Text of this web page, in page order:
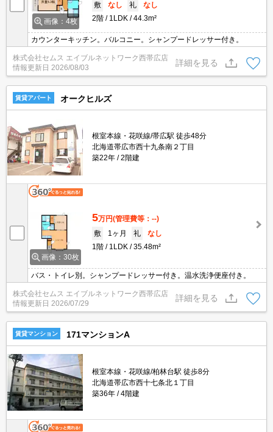
画像：4枚
敷
なし 礼
なし
2階
1LDK 44.3m²
カウンターキッチン。バルコニー。シャンプードレッサー付き。
株式会社セムス エイブルネットワーク西帯広店
情報更新日 2026/08/03
詳細を見る
賃貸アパート オークヒルズ
根室本線・花咲線/帯広駅 徒歩48分
北海道帯広市西十九条南２丁目
築22年
2階建
画像：30枚
5万円(管理費等：--)
敷
1ヶ月 礼
なし
1階
1LDK 35.48m²
バス・トイレ別。シャンプードレッサー付き。温水洗浄便座付き。
株式会社セムス エイブルネットワーク西帯広店
情報更新日 2026/07/29
詳細を見る
賃貸マンション 171マンションA
根室本線・花咲線/柏林台駅 徒歩8分
北海道帯広市西十七条北１丁目
築36年
4階建